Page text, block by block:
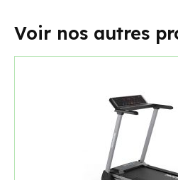
Voir nos autres